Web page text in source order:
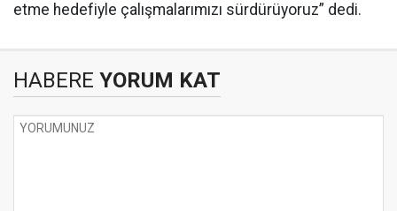
etme hedefiyle çalışmalarımızı sürdürüyoruz” dedi.
HABERE YORUM KAT